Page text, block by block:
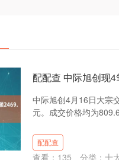
配配查 中际旭创现
中际旭创4月16日大宗
元。成交价格均为
配配查
查看： 135 分类： 十